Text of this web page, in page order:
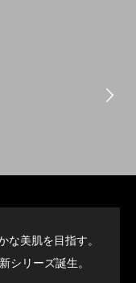
な美肌を目指す。
シリーズ誕生。